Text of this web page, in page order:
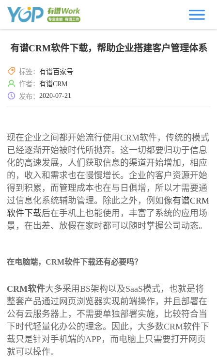
有谱CRM软件下载，帮助企业搭建客户管理体系
标签：有谱百家号
作者：有谱CRM
发布：2020-07-21
现在企业之间都开始流行使用CRM软件，传统的模式
已经逐渐开始被时代所抛弃。这一切都要归功于信息
化的高速发展，人们获取信息的渠道开始增加，相应
的，收入和需求也在慢慢增长。企业的客户资源开始
得到积累，而管理成本也在与日俱增，所以才需要通
过信息化系统辅助管理。除此之外，例如像有谱CRM
软件下载后在手机上也能使用，丰富了系统的应用场
景，在出差、放假在家时都可以随时掌握公司动态。
在电脑端，CRM软件下载还有必要吗？
CRM软件大多采用BS架构以及SaaS模式，也就是将
整套产品通过网页浏览器实现前端操作，并且部署在
公有云服务器上，不需要单独部署实施，比较符合当
下时代轻量化办公的理念。因此，大多数CRM软件下
载只是针对手机端的APP，而电脑上只需要打开网页
就可以操作。